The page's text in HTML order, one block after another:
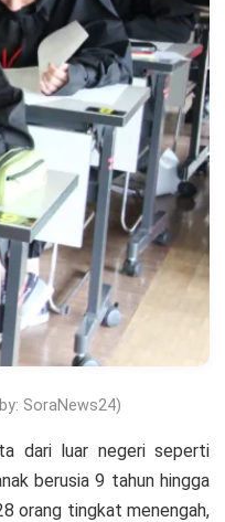
SoraNews24)
dari luar negeri seperti
berusia 9 tahun hingga
orang tingkat menengah,